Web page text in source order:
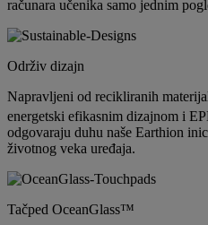
računara učenika samo jednim
Održiv dizajn
Napravljeni od recikliranih
energetski efikasnim dizajnom i
odgovaraju duhu naše Earthion
životnog veka uređaja.
Tačped OceanGlass™